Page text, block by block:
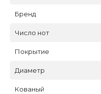
Бренд
Число нот
Покрытие
Диаметр
Кованый